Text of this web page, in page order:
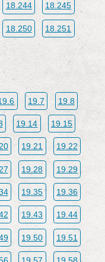
18.244 18.245
18.250 18.251
19.7 19.8
19.14 19.15
19.21 19.22
19.28 19.29
19.35 19.36
19.43 19.44
19.50 19.51